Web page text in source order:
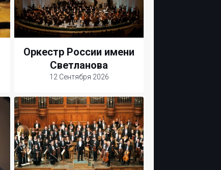
Оркестр России имени
Светланова
12 Сентября 2026